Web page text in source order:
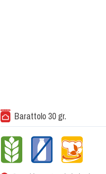
Barattolo 30 gr.